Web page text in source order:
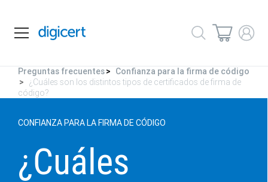
Preguntas frecuentes
Confianza para la firma de código
¿Cuáles son los distintos tipos de certificados de firma de
código?
CONFIANZA PARA LA FIRMA DE CÓDIGO
¿Cuáles